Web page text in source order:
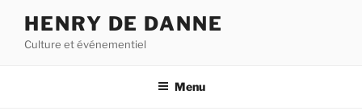
contenu
HENRY DE DANNE
Culture et événementiel
Menu